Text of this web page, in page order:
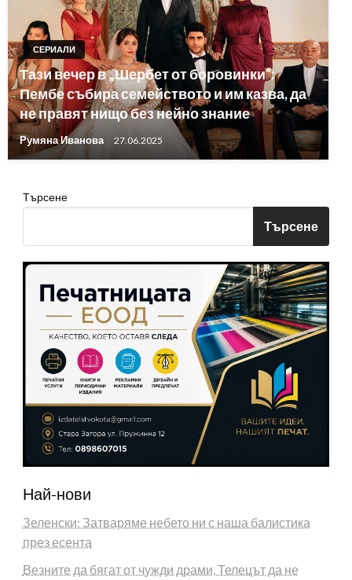
СЕРИАЛИ
Тази вечер в „Шербет от боровинки“:
Пембе събира семейството и им казва, да
не правят нищо без нейно знание
Румяна Иванова 27.06.2025
Търсене
Търсене
Най-нови
Зеленски: Затваряме небето ни с наша балистика
през есента
Везните да бягат от чужди драми, Телецът да не